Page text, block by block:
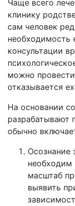
Чаще всего
клинику
сам человек
необходимость
консультации
можно
отказывается
На основании
разрабатывают
обычно
Осознание
необходим
масштаб
выявить